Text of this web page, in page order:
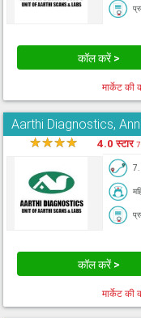
कॉल करें >
मार्केट की
Aarthi Diagnostics,
★★★★ 4.0 स्टार
कॉल करें >
मार्केट की